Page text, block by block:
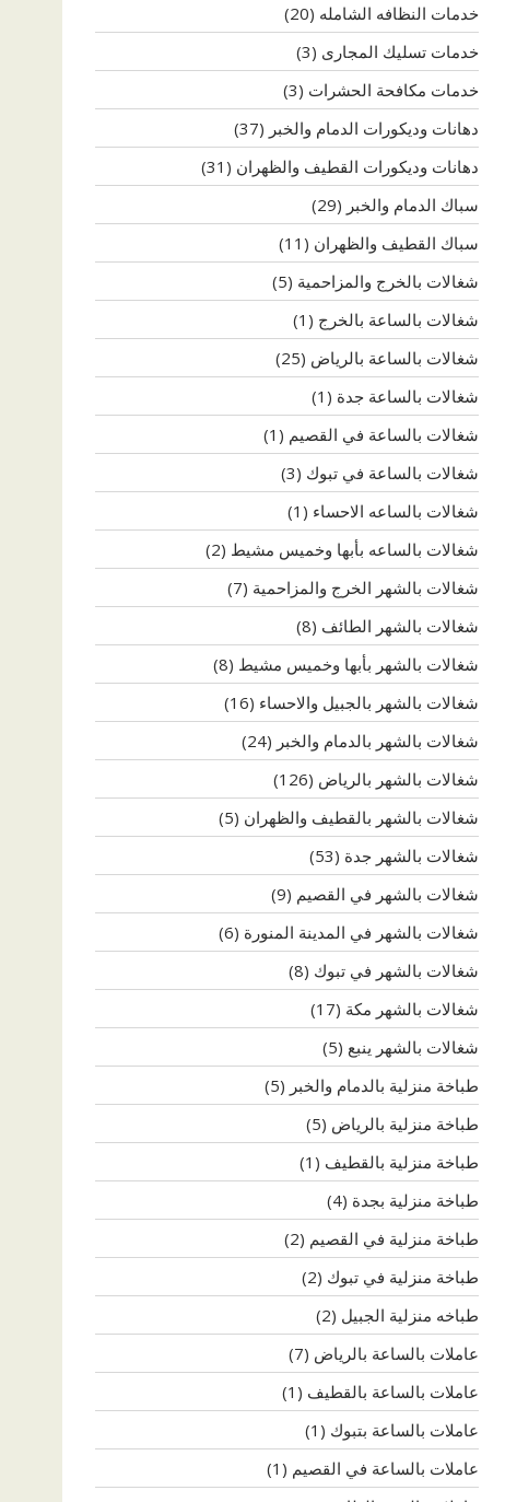
خدمات النظافه الشامله (20)
خدمات تسليك المجارى (3)
خدمات مكافحة الحشرات (3)
دهانات وديكورات الدمام والخبر (37)
دهانات وديكورات القطيف والظهران (31)
سباك الدمام والخبر (29)
سباك القطيف والظهران (11)
شغالات بالخرج والمزاحمية (5)
شغالات بالساعة بالخرج (1)
شغالات بالساعة بالرياض (25)
شغالات بالساعة جدة (1)
شغالات بالساعة في القصيم (1)
شغالات بالساعة في تبوك (3)
شغالات بالساعه الاحساء (1)
شغالات بالساعه بأبها وخميس مشيط (2)
شغالات بالشهر الخرج والمزاحمية (7)
شغالات بالشهر الطائف (8)
شغالات بالشهر بأبها وخميس مشيط (8)
شغالات بالشهر بالجبيل والاحساء (16)
شغالات بالشهر بالدمام والخبر (24)
شغالات بالشهر بالرياض (126)
شغالات بالشهر بالقطيف والظهران (5)
شغالات بالشهر جدة (53)
شغالات بالشهر في القصيم (9)
شغالات بالشهر في المدينة المنورة (6)
شغالات بالشهر في تبوك (8)
شغالات بالشهر مكة (17)
شغالات بالشهر ينبع (5)
طباخة منزلية بالدمام والخبر (5)
طباخة منزلية بالرياض (5)
طباخة منزلية بالقطيف (1)
طباخة منزلية بجدة (4)
طباخة منزلية في القصيم (2)
طباخة منزلية في تبوك (2)
طباخه منزلية الجبيل (2)
عاملات بالساعة بالرياض (7)
عاملات بالساعة بالقطيف (1)
عاملات بالساعة بتبوك (1)
عاملات بالساعة في القصيم (1)